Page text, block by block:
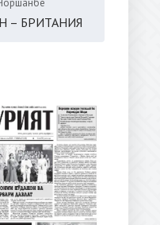
– БРИТАНИЯ